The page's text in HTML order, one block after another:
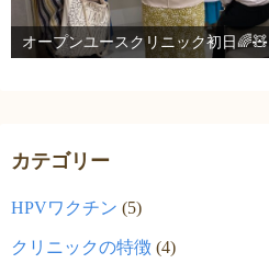
オープンユースクリニック初日🌈🧸
カテゴリー
HPVワクチン (5)
クリニックの特徴 (4)